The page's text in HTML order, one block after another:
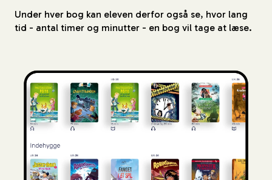
Under hver bog kan eleven derfor også se, hvor lang
tid - antal timer og minutter - en bog vil tage at læse.